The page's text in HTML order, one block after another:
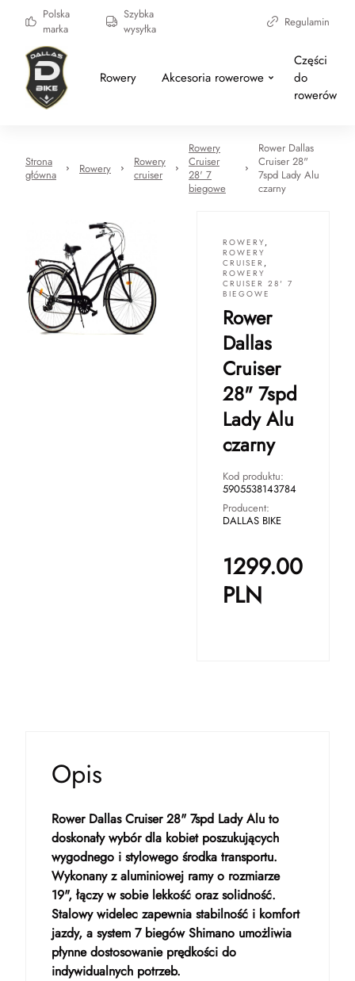
Polska
marka
Szybka
wysyłka
Regulamin
Rowery Akcesoria rowerowe
Części
do
rowerów
Strona
główna
Rowery
Rowery
cruiser
Rowery
Cruiser
28' 7
biegowe
Rower Dallas
Cruiser 28"
7spd Lady Alu
czarny
ROWERY,
ROWERY
CRUISER ,
ROWERY
CRUISER 28' 7
BIEGOWE
Rower
Dallas
Cruiser
28" 7spd
Lady Alu
czarny
Kod produktu:
5905538143784
Producent:
DALLAS BIKE
1299.00
PLN
Opis
Rower Dallas Cruiser 28" 7spd Lady Alu to
doskonały wybór dla kobiet poszukujących
wygodnego i stylowego środka transportu.
Wykonany z aluminiowej ramy o rozmiarze
19", łączy w sobie lekkość oraz solidność.
Stalowy widelec zapewnia stabilność i komfort
jazdy, a system 7 biegów Shimano umożliwia
płynne dostosowanie prędkości do
indywidualnych potrzeb.